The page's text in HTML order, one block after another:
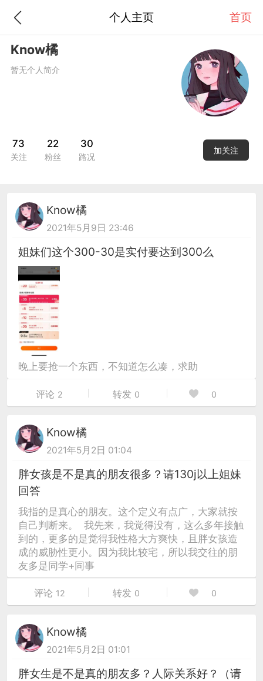
个人主页 首页
Know橘
暂无个人简介
73
关注
22
粉丝
30
路况
加关注
Know橘
2021年5月9日 23:46
姐妹们这个300-30是实付要达到300么
晚上要抢一个东西，不知道怎么凑，求助
评论 2 转发 0 0
Know橘
2021年5月2日 01:04
胖女孩是不是真的朋友很多？请130j以上姐妹
回答
我指的是真心的朋友。这个定义有点广，大家就按
自己判断来。 我先来，我觉得没有，这么多年接触
到的，更多的是觉得我性格大方爽快，且胖女孩造
成的威胁性更小。因为我比较宅，所以我交往的朋
友多是同学+同事
评论 12 转发 0 0
Know橘
2021年5月2日 01:01
胖女生是不是真的朋友多？人际关系好？（请